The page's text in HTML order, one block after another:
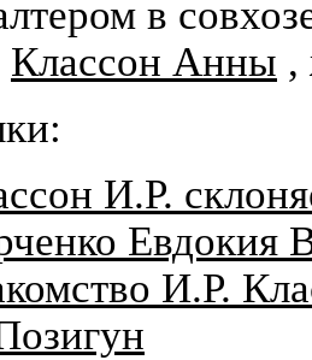
в
Классон Анны ,
И.Р.
Евдокия
И.Р.